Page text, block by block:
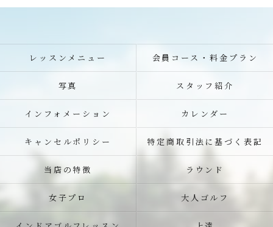
レッスンメニュー 会員コース・料金プラン
写真 スタッフ紹介
インフォメーション カレンダー
キャンセルポリシー 特定商取引法に基づく表記
当店の特徴 ラウンド
女子プロ 大人ゴルフ